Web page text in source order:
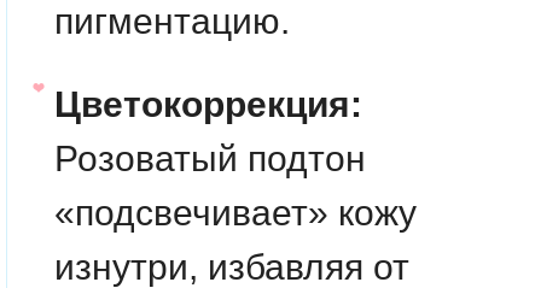
пигментацию.
Цветокоррекция:
Розоватый подтон
«подсвечивает» кожу
изнутри, избавляя от